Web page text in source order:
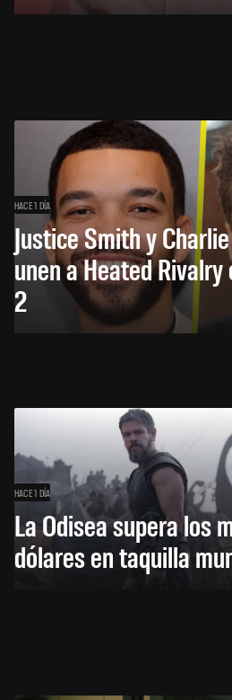
HACE 1 DÍA
Justice Smith y
unen a Heated
2
HACE 1 DÍA
La Odisea supera los
dólares en taquilla